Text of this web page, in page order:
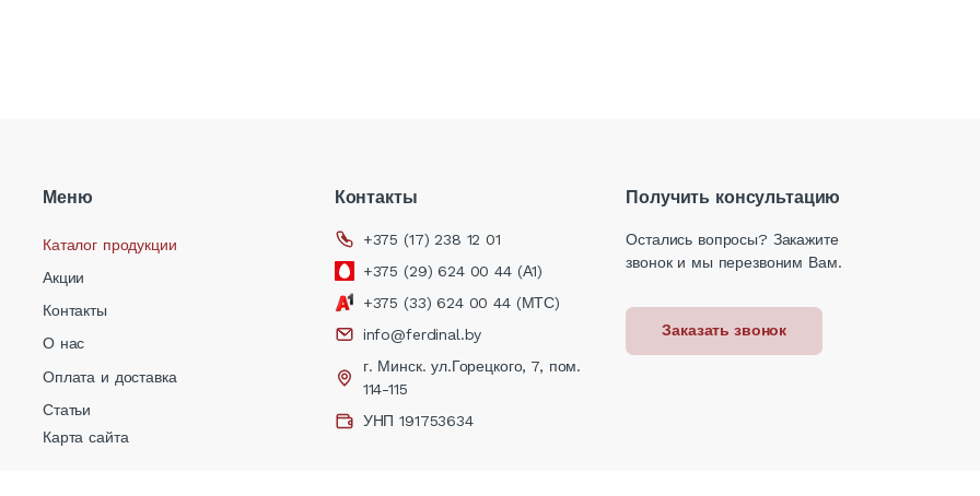
Меню
Каталог продукции
Акции
Контакты
О нас
Оплата и доставка
Статьи
Карта сайта
Контакты
+375 (17) 238 12 01
+375 (29) 624 00 44 (А1)
+375 (33) 624 00 44 (МТС)
info@ferdinal.by
г. Минск. ул.Горецкого, 7, пом.
114-115
УНП 191753634
Получить консультацию
Остались вопросы? Закажите
звонок и мы перезвоним Вам.
Заказать звонок